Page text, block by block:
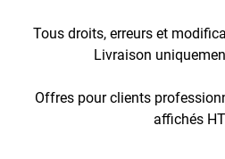
Tous droits, erreurs et
Livraison
Offres pour clients
affichés